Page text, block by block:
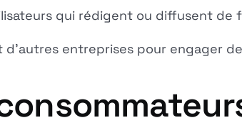
qui rédigent ou diffusent de
d'autres entreprises pour engager